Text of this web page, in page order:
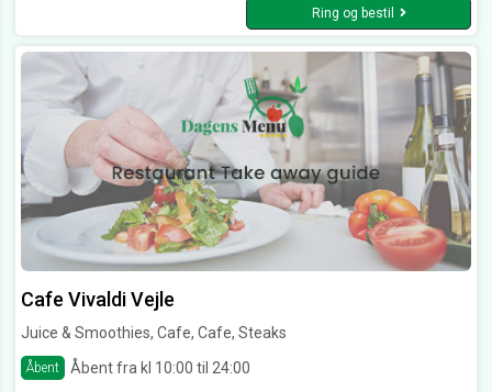
Ring og bestil
Cafe Vivaldi Vejle
Juice & Smoothies, Cafe, Cafe, Steaks
Åbent
Åbent fra kl 10:00 til 24:00